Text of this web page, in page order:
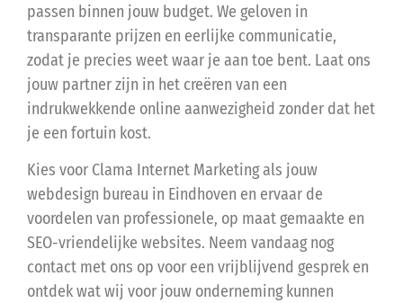
passen binnen jouw budget. We geloven in
transparante prijzen en eerlijke communicatie,
zodat je precies weet waar je aan toe bent. Laat ons
jouw partner zijn in het creëren van een
indrukwekkende online aanwezigheid zonder dat het
je een fortuin kost.
Kies voor Clama Internet Marketing als jouw
webdesign bureau in Eindhoven en ervaar de
voordelen van professionele, op maat gemaakte en
SEO-vriendelijke websites. Neem vandaag nog
contact met ons op voor een vrijblijvend gesprek en
ontdek wat wij voor jouw onderneming kunnen